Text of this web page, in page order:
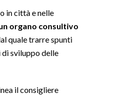
in città e nelle
organo consultivo
quale trarre spunti
sviluppo delle
il consigliere